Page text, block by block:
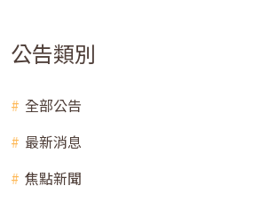
公告類別
全部公告
最新消息
焦點新聞